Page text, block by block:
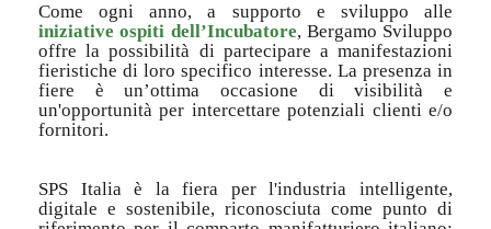
Come ogni anno, a supporto e sviluppo alle
iniziative ospiti dell’Incubatore, Bergamo Sviluppo
offre la possibilità di partecipare a manifestazioni
fieristiche di loro specifico interesse. La presenza in
fiere è un’ottima occasione di visibilità e
un'opportunità per intercettare potenziali clienti e/o
fornitori.
SPS Italia è la fiera per l'industria intelligente,
digitale e sostenibile, riconosciuta come punto di